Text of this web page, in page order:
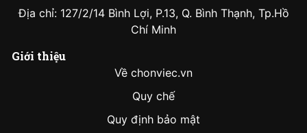
Địa chỉ: 127/2/14 Bình Lợi, P.13, Q. Bình Thạnh, Tp.Hồ
Chí Minh
Giới thiệu
Về chonviec.vn
Quy chế
Quy định bảo mật